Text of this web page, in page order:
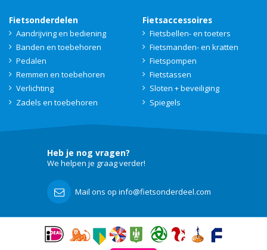
Fietsonderdelen
Aandrijving en bediening
Banden en toebehoren
Pedalen
Remmen en toebehoren
Verlichting
Zadels en toebehoren
Fietsaccessoires
Fietsbellen- en toeters
Fietsmanden- en kratten
Fietspompen
Fietstassen
Sloten + beveiliging
Spiegels
Heb je nog vragen?
We helpen je graag verder!
Mail ons op info@fietsonderdeel.com